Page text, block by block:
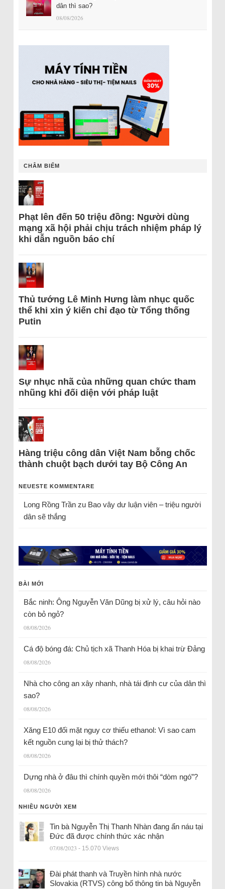
dân thì sao?
08/08/2026
CHÂM BIẾM
Phạt lên đến 50 triệu đồng: Người dùng
mạng xã hội phải chịu trách nhiệm pháp lý
khi dẫn nguồn báo chí
Thủ tướng Lê Minh Hưng làm nhục quốc
thể khi xin ý kiến chỉ đạo từ Tổng thống
Putin
Sự nhục nhã của những quan chức tham
nhũng khi đối diện với pháp luật
Hàng triệu công dân Việt Nam bỗng chốc
thành chuột bạch dưới tay Bộ Công An
NEUESTE KOMMENTARE
Long Rồng Trầnzu Bao vây dư luận viên – triệu người
dân sẽ thắng
BÀI MỚI
Bắc ninh: Ông Nguyễn Văn Dũng bị xử lý, câu hỏi nào
còn bỏ ngỏ?
08/08/2026
Cá độ bóng đá: Chủ tịch xã Thanh Hóa bị khai trừ Đảng
08/08/2026
Nhà cho công an xây nhanh, nhà tái định cư của dân thì
sao?
08/08/2026
Xăng E10 đối mặt nguy cơ thiếu ethanol: Vì sao cam
kết nguồn cung lại bị thử thách?
08/08/2026
Dựng nhà ở đâu thì chính quyền mới thôi “dòm ngó”?
08/08/2026
NHIỀU NGƯỜI XEM
Tin bà Nguyễn Thị Thanh Nhàn đang ẩn náu tại
Đức đã được chính thức xác nhận
07/08/2023 - 15.070 Views
Đài phát thanh và Truyền hình nhà nước
Slovakia (RTVS) công bố thông tin bà Nguyễn